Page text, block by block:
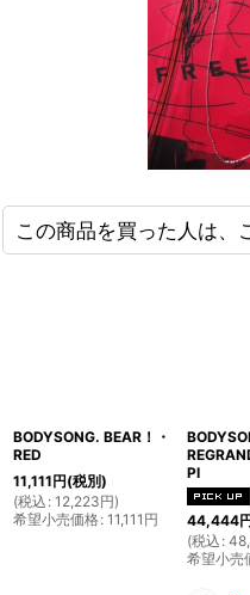
この商品を買った人は、
BODYSONG. BEAR！・
RED
11,111円(税別)
(税込 : 12,223円)
希望小売価格: 11,111 円
PI
44,444
(税込 :
希望小売